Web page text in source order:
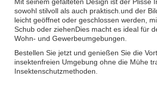
sowohl stilvoll als auch praktisch.und der
leicht geöffnet oder geschlossen werden,
Schub oder ziehenDies macht es ideal für
Wohn- und Gewerbeumgebungen.
Bestellen Sie jetzt und genießen Sie die
insektenfreien Umgebung ohne die Mühe
Insektenschutzmethoden.